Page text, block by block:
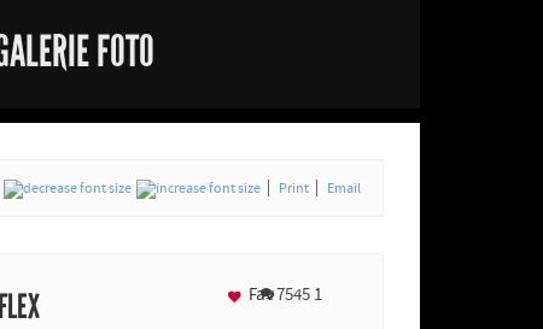
FOTO
Print Email
75451
Fav